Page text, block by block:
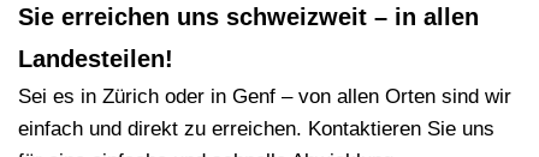
Sie erreichen uns schweizweit – in allen
Landesteilen!
Sei es in Zürich oder in Genf – von allen Orten sind wir
einfach und direkt zu erreichen. Kontaktieren Sie uns